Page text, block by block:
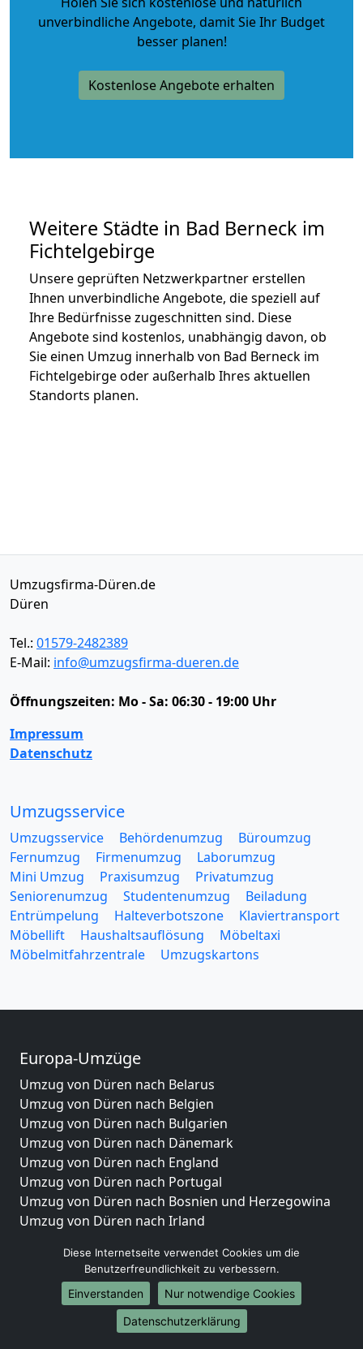
unverbindliche Angebote, damit Sie Ihr Budget
besser planen!
Kostenlose Angebote erhalten
Weitere Städte in Bad Berneck im
Fichtelgebirge
Unsere geprüften Netzwerkpartner erstellen
Ihnen unverbindliche Angebote, die speziell auf
Ihre Bedürfnisse zugeschnitten sind. Diese
Angebote sind kostenlos, unabhängig davon, ob
Sie einen Umzug innerhalb von Bad Berneck im
Fichtelgebirge oder außerhalb Ihres aktuellen
Standorts planen.
Umzugsfirma-Düren.de
Düren
Tel.: 01579-2482389
E-Mail: info@umzugsfirma-dueren.de
Öffnungszeiten: Mo - Sa: 06:30 - 19:00 Uhr
Impressum
Datenschutz
Umzugsservice
Umzugsservice Behördenumzug
Büroumzug
Fernumzug
Firmenumzug
Laborumzug
Mini Umzug
Praxisumzug
Privatumzug
Seniorenumzug
Studentenumzug
Beiladung
Entrümpelung
Halteverbotszone
Klaviertransport
Möbellift
Haushaltsauflösung
Möbeltaxi
Möbelmitfahrzentrale
Umzugskartons
Europa-Umzüge
Umzug von Düren nach Belarus
Umzug von Düren nach Belgien
Umzug von Düren nach Bulgarien
Umzug von Düren nach Dänemark
Umzug von Düren nach England
Umzug von Düren nach Portugal
Umzug von Düren nach Bosnien und Herzegowina
Umzug von Düren nach Irland
Umzug von Düren nach Zypern
Umzug von Düren nach Kroatien
Umzug von Düren nach Estland
Umzug von Düren nach Finnland
Umzug von Düren nach Frankreich
Diese Internetseite verwendet Cookies um die
Benutzerfreundlichkeit zu verbessern.
Einverstanden
Nur notwendige Cookies
Datenschutzerklärung